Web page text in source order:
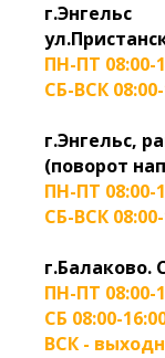
г.Энгельс
ПН-ПТ 08:00-
СБ-ВСК
г.Энгельс,
(поворот
ПН-ПТ 08:00-
СБ-ВСК
г.Балаково.
ПН-ПТ 08:00-
СБ 08:00-
ВСК -